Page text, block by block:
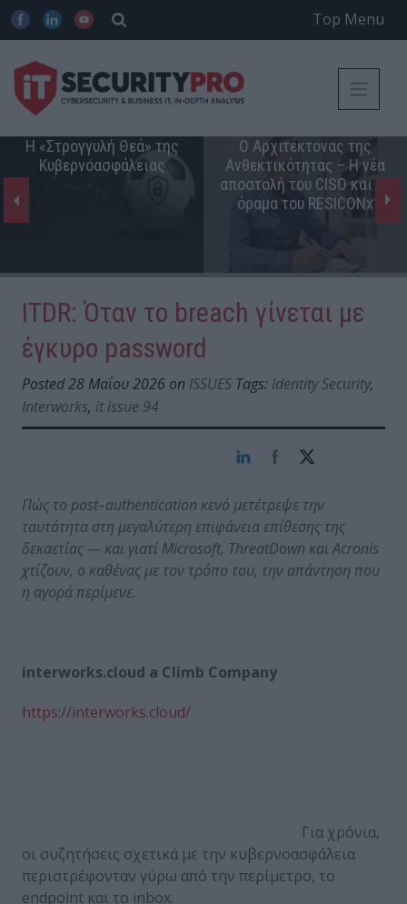
Top Menu
Η «Στρογγυλή Θεά» της
Κυβερνοασφάλειας
Ο Αρχιτέκτονας της
Ανθεκτικότητας – Η νέα
αποστολή του CISO και το
όραμα του RESICONx
ITDR: Όταν το breach γίνεται με
έγκυρο password
Posted 28 Μαΐου 2026 on ISSUES Tags: Identity Security,
Interworks, it issue 94
Πώς το post–authentication κενό μετέτρεψε την
ταυτότητα στη μεγαλύτερη επιφάνεια επίθεσης της
δεκαετίας — και γιατί Microsoft, ThreatDown καιAcronis
χτίζουν, ο καθένας με τον τρόπο του, την απάντηση που
η αγορά περίμενε.
interworks.cloud a Climb Company
https://interworks.cloud/
Για χρόνια,
οι συζητήσεις σχετικά με την κυβερνοασφάλεια
περιστρέφονταν γύρω από την περίμετρο, το
endpoint και το inbox.